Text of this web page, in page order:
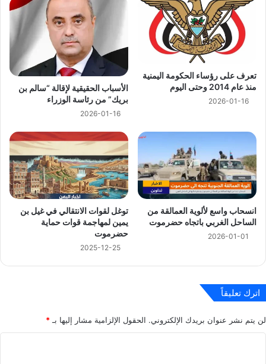
تعرف على رؤساء الحكومة اليمنية
منذ عام 2014 وحتى اليوم
2026-01-16
الأسباب الحقيقية لإقالة “سالم بن
بريك” من رئاسة الوزراء
2026-01-16
انسحاب واسع لألوية العمالقة من
الساحل الغربي باتجاه حضرموت
2026-01-01
توغل لقوات الانتقالي في غيل بن
يمين لمهاجمة قوات حماية
حضرموت
2025-12-25
اترك تعليقاً
لن يتم نشر عنوان بريدك الإلكتروني. الحقول الإلزامية مشار إليها بـ *